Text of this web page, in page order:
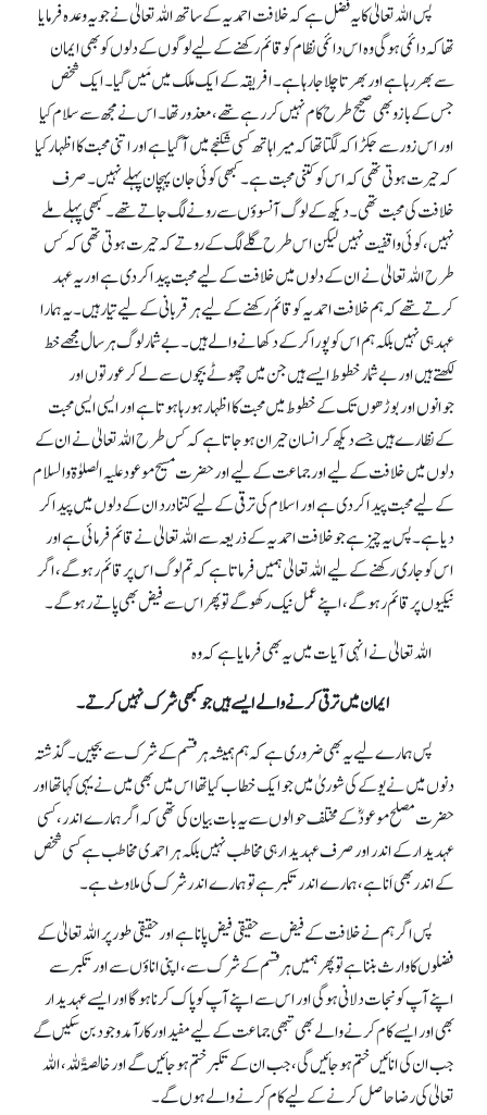
پس اللہ تعالیٰ کا یہ فضل ہے کہ خلافت احمدیہ کے ساتھ اللہ تعالیٰ نے جو یہ وعدہ فرمایا
تھا کہ دائمی ہوگی وہ اس دائمی نظام کو قائم رکھنے کے لیے لوگوں کے دلوں کو بھی ایمان
سے بھر رہا ہے اور بھرتا چلا جارہا ہے۔ افریقہ کے ایک ملک میں مَیں گیا۔ ایک شخص
جس کے بازو بھی صحیح طرح کام نہیں کر رہے تھے، معذور تھا۔ اس نے مجھ سے سلام کیا
اور اس زور سے جکڑا کہ لگتا تھا کہ میرا ہاتھ کسی شکنجے میں آگیا ہے اور اتنی محبت کا اظہار کیا
کہ حیرت ہوتی تھی کہ اس کو کتنی محبت ہے۔ کبھی کوئی جان پہچان پہلے نہیں۔ صرف
خلافت کی محبت تھی۔ دیکھ کے لوگ آنسوؤں سے رونے لگ جاتے تھے۔ کبھی پہلے ملے
نہیں، کوئی واقفیت نہیں لیکن اس طرح گلے لگ کے روتے کہ حیرت ہوتی تھی کہ کس
طرح اللہ تعالیٰ نے ان کے دلوں میں خلافت کے لیے محبت پیدا کر دی ہے اور یہ عہد
کرتے تھے کہ ہم خلافت احمدیہ کو قائم رکھنے کے لیے ہر قربانی کے لیے تیار ہیں۔ یہ ہمارا
عہد ہی نہیں بلکہ ہم اس کو پورا کر کے دکھانے والے ہیں۔ بےشمار لوگ ہر سال مجھے خط
لکھتے ہیں اور بےشمار خطوط ایسے ہیں جن میں چھوٹے بچوں سے لے کر عورتوں اور
جوانوں اور بوڑھوں تک کے خطوط میں محبت کا اظہار ہو رہا ہوتا ہے اور ایسی ایسی محبت
کے نظارے ہیں جسے دیکھ کر انسان حیران ہو جاتا ہے کہ کس طرح اللہ تعالیٰ نے ان کے
دلوں میں خلافت کے لیے اور جماعت کے لیے اور حضرت مسیح موعود علیہ الصلوٰة والسلام
کے لیے محبت پیدا کر دی ہے اور اسلام کی ترقی کے لیے کتنا درد ان کے دلوں میں پیدا کر
دیا ہے۔ پس یہ چیز ہے جو خلافت احمدیہ کے ذریعہ سے اللہ تعالیٰ نے قائم فرمائی ہے اور
اس کو جاری رکھنے کے لیے اللہ تعالیٰ ہمیں فرماتا ہے کہ تم لوگ اس پر قائم رہو گے، اگر
نیکیوں پر قائم رہو گے، اپنے عمل نیک رکھو گے تو پھر اس سے فیض بھی پاتے رہو گے۔
اللہ تعالیٰ نے انہی آیات میں یہ بھی فرمایا ہے کہ وہ
ایمان میں ترقی کرنے والے ایسے ہیں جو کبھی شرک نہیں کرتے۔
پس ہمارے لیے یہ بھی ضروری ہے کہ ہم ہمیشہ ہر قسم کے شرک سے بچیں۔ گذشتہ
دنوں میں نے یوکے کی شوریٰ میں جو ایک خطاب کیا تھا اس میں بھی میں نے یہی کہا تھا اور
حضرت مصلح موعودؓ کے مختلف حوالوں سے یہ بات بیان کی تھی کہ اگر ہمارے اندر،کسی
عہدیدار کے اندر اور صرف عہدیدار ہی مخاطب نہیں بلکہ ہر احمدی مخاطب ہے کسی شخص
کے اندر بھی اَنا ہے، ہمارے اندر تکبر ہے تو ہمارے اندر شرک کی ملاوٹ ہے۔
پس اگر ہم نے خلافت کے فیض سے حقیقی فیض پانا ہے اور حقیقی طور پر اللہ تعالیٰ کے
فضلوں کا وارث بننا ہے تو پھر ہمیں ہر قسم کے شرک سے، اپنی اناؤں سے اور تکبر سے
اپنے آپ کو نجات دلانی ہو گی اور اس سے اپنے آپ کو پاک کرنا ہو گا اور ایسے عہدیدار
بھی اور ایسے کام کرنے والے بھی تبھی جماعت کے لیے مفید اور کارآمد وجود بن سکیں گے
جب ان کی انائیں ختم ہو جائیں گی، جب ان کے تکبر ختم ہو جائیں گے اور خالصۃً للہ، اللہ
تعالیٰ کی رضا حاصل کرنے کے لیے کام کرنے والے ہوں گے۔